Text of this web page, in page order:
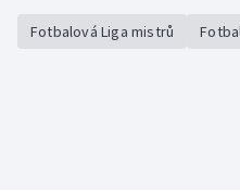
Fotbalová Liga mistrů